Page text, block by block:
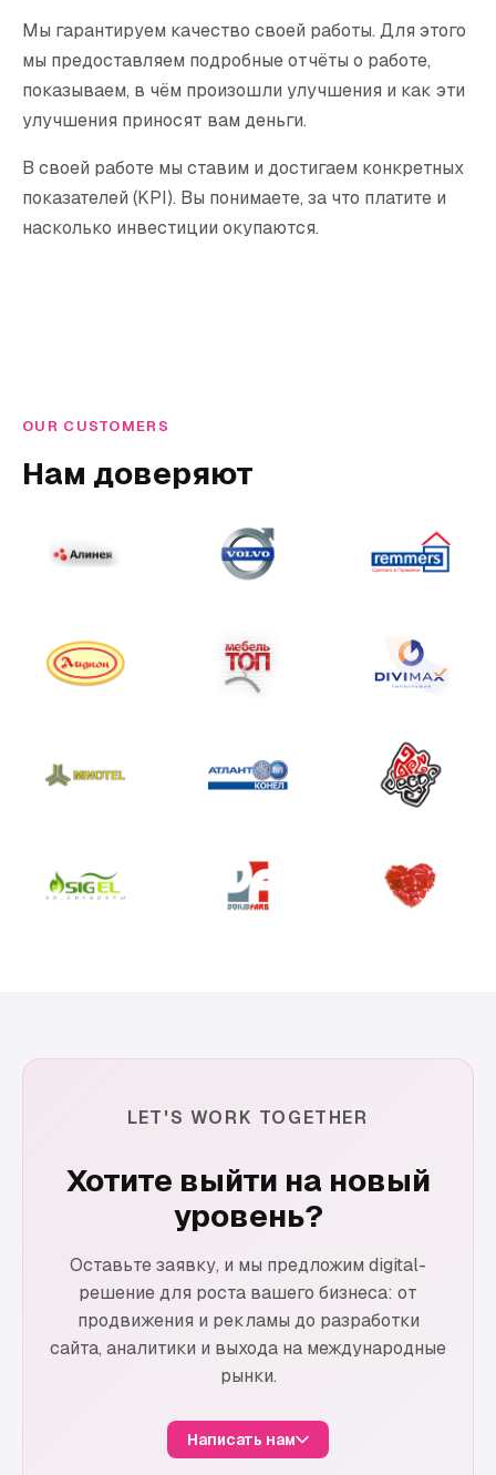
Мы гарантируем качество своей работы. Для этого
мы предоставляем подробные отчёты о работе,
показываем, в чём произошли улучшения и как эти
улучшения приносят вам деньги.
В своей работе мы ставим и достигаем конкретных
показателей (KPI). Вы понимаете, за что платите и
насколько инвестиции окупаются.
OUR CUSTOMERS
Нам доверяют
LET'S WORK TOGETHER
Хотите выйти на новый
уровень?
Оставьте заявку, и мы предложим digital-
решение для роста вашего бизнеса: от
продвижения и рекламы до разработки
сайта, аналитики и выхода на международные
рынки.
Написать нам